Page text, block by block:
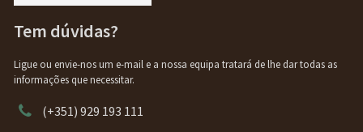
Tem dúvidas?
Ligue ou envie-nos um e-mail e a nossa equipa tratará de lhe dar todas as
informações que necessitar.
(+351) 929 193 111